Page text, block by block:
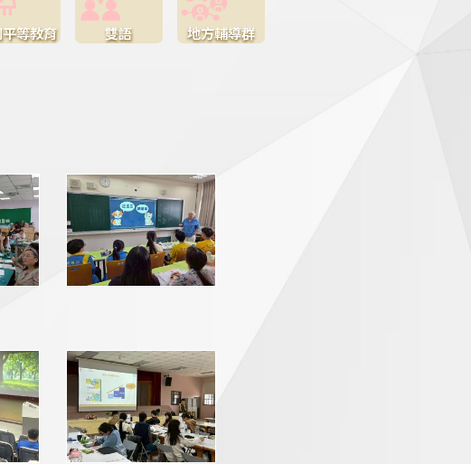
等教育 雙語 地方輔導群